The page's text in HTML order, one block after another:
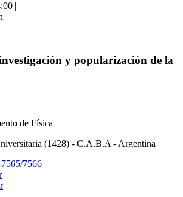
|
y popularización de la
de Física
(1428) - C.A.B.A - Argentina
7566